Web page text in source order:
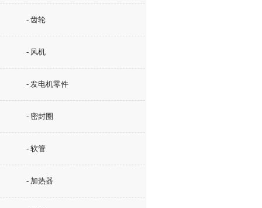
- 齿轮
- 风机
- 发电机零件
- 密封圈
- 软管
- 加热器